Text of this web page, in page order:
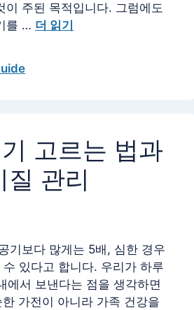
이 주된 목적입니다. 그럼에도
를 … 더 읽기
고르는 법과
질 관리
기보다 많게는 5배, 심한 경우
있다고 합니다. 우리가 하루
에서 보낸다는 점을 생각하면
가전이 아니라 가족 건강을